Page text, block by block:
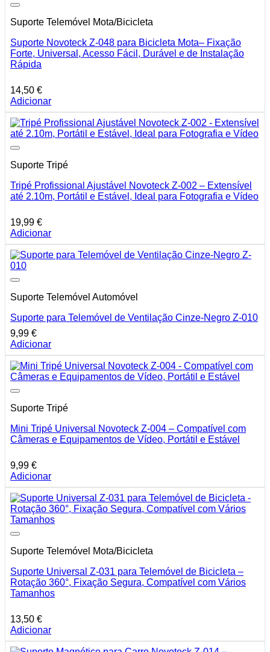
Suporte Telemóvel Mota/Bicicleta
Suporte Novoteck Z-048 para Bicicleta Mota– Fixação
Forte, Universal, Acesso Fácil, Durável e de Instalação
Rápida
14,50 €
Adicionar
Suporte Tripé
Tripé Profissional Ajustável Novoteck Z-002 – Extensível
até 2.10m, Portátil e Estável, Ideal para Fotografia e Vídeo
19,99 €
Adicionar
Suporte Telemóvel Automóvel
Suporte para Telemóvel de Ventilação Cinze-Negro Z-010
9,99 €
Adicionar
Suporte Tripé
Mini Tripé Universal Novoteck Z-004 – Compatível com
Câmeras e Equipamentos de Vídeo, Portátil e Estável
9,99 €
Adicionar
Suporte Telemóvel Mota/Bicicleta
Suporte Universal Z-031 para Telemóvel de Bicicleta –
Rotação 360°, Fixação Segura, Compatível com Vários
Tamanhos
13,50 €
Adicionar